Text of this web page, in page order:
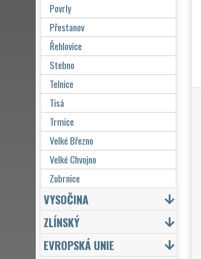
Povrly
Přestanov
Řehlovice
Stebno
Telnice
Tisá
Trmice
Velké Březno
Velké Chvojno
Zubrnice
VYSOČINA
ZLÍNSKÝ
EVROPSKÁ UNIE